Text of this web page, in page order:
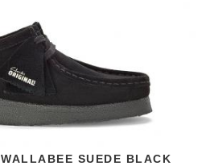
WALLABEE SUEDE BLACK